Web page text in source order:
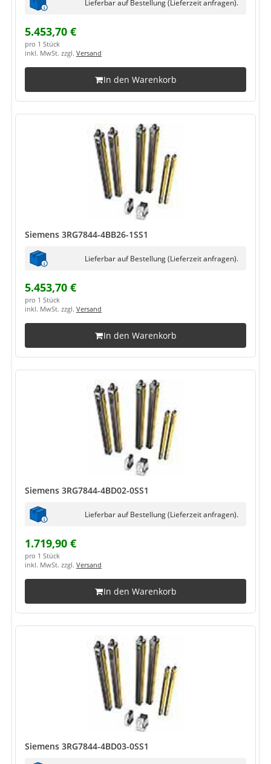
Lieferbar auf Bestellung (Lieferzeit anfragen).
5.453,70 €
pro 1 Stück
inkl. MwSt. zzgl. Versand
In den Warenkorb
Siemens 3RG7844-4BB26-1SS1
Lieferbar auf Bestellung (Lieferzeit anfragen).
5.453,70 €
pro 1 Stück
inkl. MwSt. zzgl. Versand
In den Warenkorb
Siemens 3RG7844-4BD02-0SS1
Lieferbar auf Bestellung (Lieferzeit anfragen).
1.719,90 €
pro 1 Stück
inkl. MwSt. zzgl. Versand
In den Warenkorb
Siemens 3RG7844-4BD03-0SS1